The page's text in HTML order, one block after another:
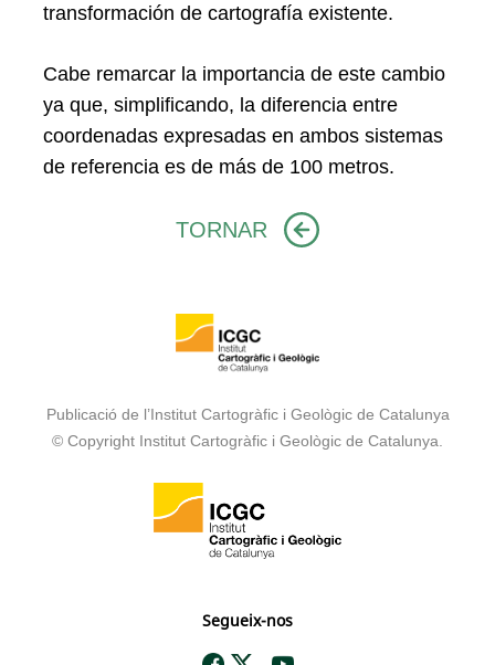
transformación de cartografía existente.
Cabe remarcar la importancia de este cambio
ya que, simplificando, la diferencia entre
coordenadas expresadas en ambos sistemas
de referencia es de más de 100 metros.
TORNAR
Publicació de l’Institut Cartogràfic i Geològic de Catalunya
© Copyright Institut Cartogràfic i Geològic de Catalunya.
Segueix-nos